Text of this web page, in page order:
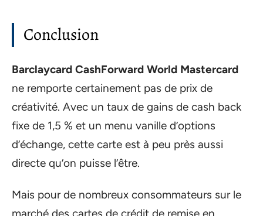
Conclusion
Barclaycard CashForward World Mastercard
ne remporte certainement pas de prix de
créativité. Avec un taux de gains de cash back
fixe de 1,5 % et un menu vanille d’options
d’échange, cette carte est à peu près aussi
directe qu’on puisse l’être.
Mais pour de nombreux consommateurs sur le